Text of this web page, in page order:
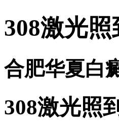
308激光
合肥华夏
308激光照